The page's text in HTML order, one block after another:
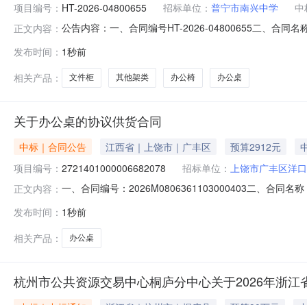
项目编号： HT-2026-04800655 招标单位： 普宁市南兴中学
中
正文内容： 公告内容：一、合同编号HT-2026-04800655二、合同
具商行地址：汕头市龙湖区周厝塭东安路8号一楼联系
发布时间： 1秒前
相关产品：
文件柜 其他架类 办公椅 办公桌
关于办公桌的协议供货合同
中标｜合同公告 江西省｜上饶市｜广丰区 预算2912元
项目编号： 2721401000006682078 招标单位： 上饶市广丰区洋
正文内容： 一、合同编号：2026M0806361103000403二、合同名
上饶市广丰区永丰街道洋口街C区7栋联系方式：
发布时间： 1秒前
相关产品：
办公桌
杭州市公共资源交易中心桐庐分中心关于2026年浙